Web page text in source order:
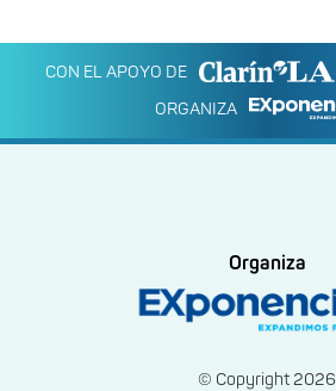
CON EL APOYO DE
ORGANIZA
Organiza
© Copyright 2026